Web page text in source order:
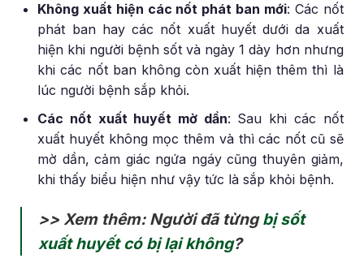
Không xuất hiện các nốt phát ban mới: Các nốt
phát ban hay các nốt xuất huyết dưới da xuất
hiện khi người bệnh sốt và ngày 1 dày hơn nhưng
khi các nốt ban không còn xuất hiện thêm thì là
lúc người bệnh sắp khỏi.
Các nốt xuất huyết mờ dần: Sau khi các nốt
xuất huyết không mọc thêm và thì các nốt cũ sẽ
mờ dần, cảm giác ngứa ngáy cũng thuyên giảm,
khi thấy biểu hiện như vậy tức là sắp khỏi bệnh.
>> Xem thêm: Người đã từngbị sốt
xuất huyết có bị lại không?